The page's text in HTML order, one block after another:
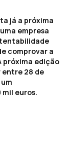
já a próxima
empresa
comprovar a
próxima edição
entre 28 de
euros.